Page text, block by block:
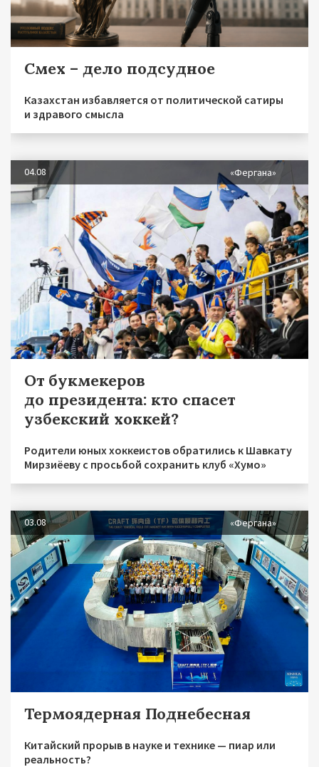
Смех – дело подсудное
Казахстан избавляется от политической сатиры
и здравого смысла
04.08 «Фергана»
От букмекеров
до президента: кто спасет
узбекский хоккей?
Родители юных хоккеистов обратились к Шавкату
Мирзиёеву с просьбой сохранить клуб «Хумо»
03.08 «Фергана»
Термоядерная Поднебесная
Китайский прорыв в науке и технике — пиар или
реальность?